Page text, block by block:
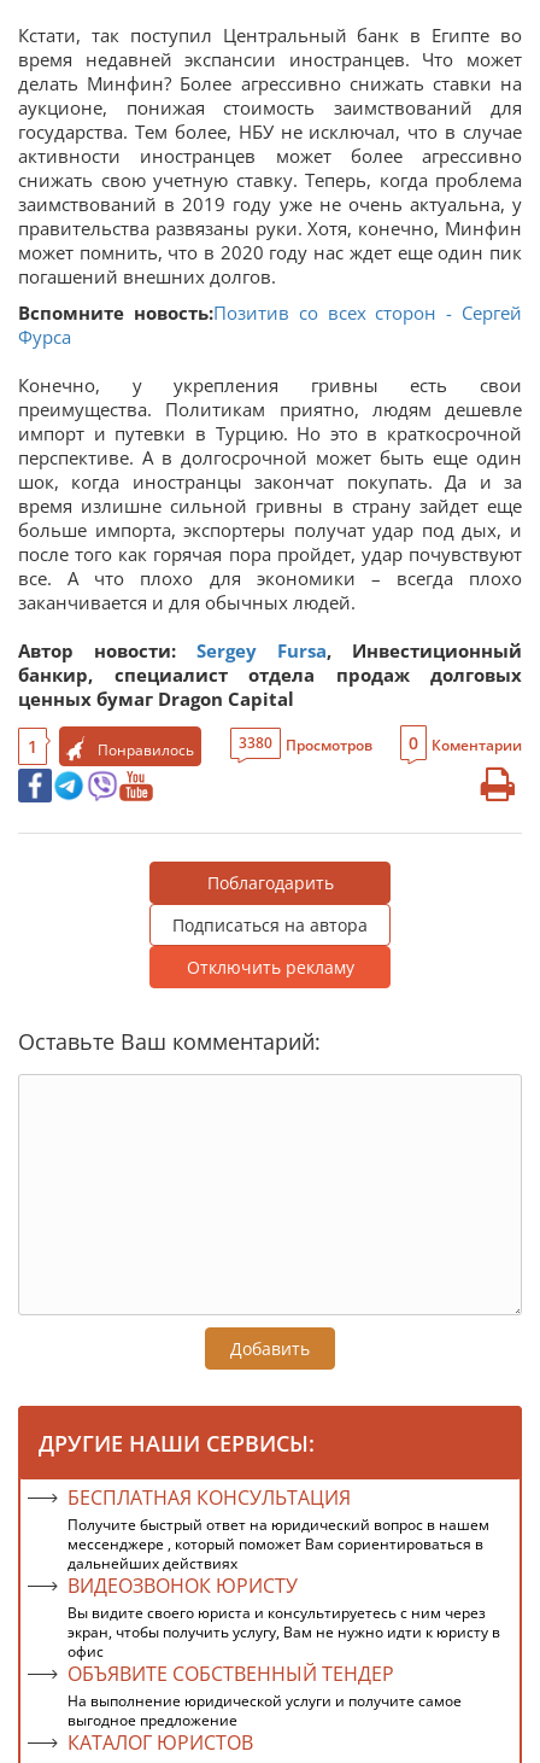
Кстати, так поступил Центральный банк в Египте во
время недавней экспансии иностранцев. Что может
делать Минфин? Более агрессивно снижать ставки на
аукционе, понижая стоимость заимствований для
государства. Тем более, НБУ не исключал, что в случае
активности иностранцев может более агрессивно
снижать свою учетную ставку. Теперь, когда проблема
заимствований в 2019 году уже не очень актуальна, у
правительства развязаны руки. Хотя, конечно, Минфин
может помнить, что в 2020 году нас ждет еще один пик
погашений внешних долгов.
Вспомните новость:Позитив со всех сторон - Сергей
Фурса
Конечно, у укрепления гривны есть свои
преимущества. Политикам приятно, людям дешевле
импорт и путевки в Турцию. Но это в краткосрочной
перспективе. А в долгосрочной может быть еще один
шок, когда иностранцы закончат покупать. Да и за
время излишне сильной гривны в страну зайдет еще
больше импорта, экспортеры получат удар под дых, и
после того как горячая пора пройдет, удар почувствуют
все. А что плохо для экономики – всегда плохо
заканчивается и для обычных людей.
Автор новости:
Sergey Fursa, Инвестиционный
банкир, специалист отдела продаж долговых
ценных бумаг Dragon Capital
1 Понравилось 3380 Просмотров 0 Коментарии
Поблагодарить
Подписаться на автора
Отключить рекламу
Оставьте Ваш комментарий:
Добавить
ДРУГИЕ НАШИ СЕРВИСЫ:
БЕСПЛАТНАЯ КОНСУЛЬТАЦИЯ
Получите быстрый ответ на юридический вопрос в нашем
мессенджере , который поможет Вам сориентироваться в
дальнейших действиях
ВИДЕОЗВОНОК ЮРИСТУ
Вы видите своего юриста и консультируетесь с ним через
экран, чтобы получить услугу, Вам не нужно идти к юристу в
офис
ОБЪЯВИТЕ СОБСТВЕННЫЙ ТЕНДЕР
На выполнение юридической услуги и получите самое
выгодное предложение
КАТАЛОГ ЮРИСТОВ